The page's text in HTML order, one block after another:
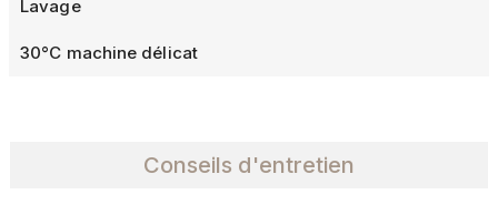
Lavage
30°C machine délicat
Conseils d'entretien